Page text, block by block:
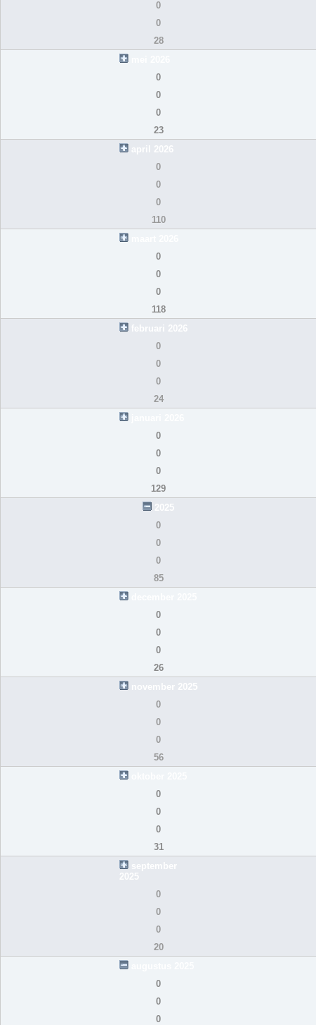
0
0
28
0
0
0
23
april 2026
0
0
0
110
0
0
0
118
februari 2026
0
0
0
24
0
0
0
129
2025
0
0
0
85
0
0
0
26
november 2025
0
0
0
56
0
0
0
31
september
2025
0
0
0
20
0
0
0